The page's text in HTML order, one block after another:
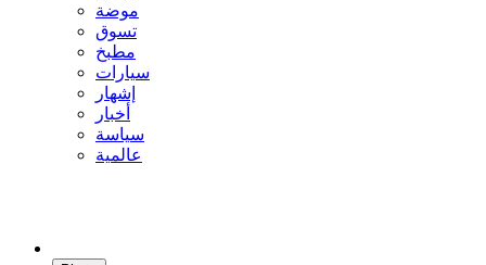
موضة
تسوق
مطبخ
سيارات
إشهار
أخبار
سياسة
عالمية